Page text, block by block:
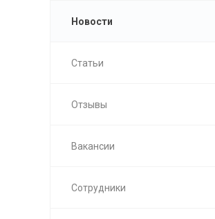
Новости
Статьи
Отзывы
Вакансии
Сотрудники